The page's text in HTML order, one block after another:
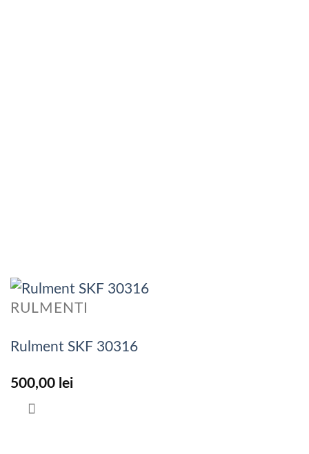
RULMENTI
Rulment SKF 30316
500,00 lei